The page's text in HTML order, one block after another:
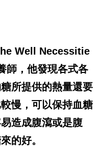
Well Necessitie
師，他發現各式各
所提供的熱量還要
慢，可以保持血糖
造成腹瀉或是腹
的好。